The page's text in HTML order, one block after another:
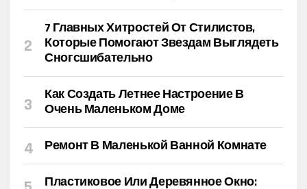
7 Главных Хитростей От Стилистов,
Которые Помогают Звездам Выглядеть
Сногсшибательно
Как Создать Летнее Настроение В
Очень Маленьком Доме
Ремонт В Маленькой Ванной Комнате
Пластиковое Или Деревянное Окно: